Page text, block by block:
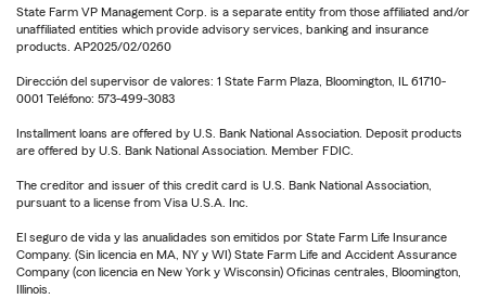
State Farm VP Management Corp. is a separate entity from those affiliated and/or
unaffiliated entities which provide advisory services, banking and insurance
products. AP2025/02/0260
Dirección del supervisor de valores: 1 State Farm Plaza, Bloomington, IL 61710-
0001 Teléfono: 573-499-3083
Installment loans are offered by U.S. Bank National Association. Deposit products
are offered by U.S. Bank National Association. Member FDIC.
The creditor and issuer of this credit card is U.S. Bank National Association,
pursuant to a license from Visa U.S.A. Inc.
El seguro de vida y las anualidades son emitidos por State Farm Life Insurance
Company. (Sin licencia en MA, NY y WI) State Farm Life and Accident Assurance
Company (con licencia en New York y Wisconsin) Oficinas centrales, Bloomington,
Illinois.